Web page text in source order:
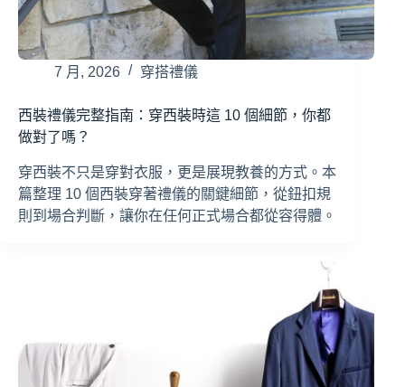
7 月, 2026 穿搭禮儀
西裝禮儀完整指南：穿西裝時這 10 個細節，你都
做對了嗎？
穿西裝不只是穿對衣服，更是展現教養的方式。本
篇整理 10 個西裝穿著禮儀的關鍵細節，從鈕扣規
則到場合判斷，讓你在任何正式場合都從容得體。